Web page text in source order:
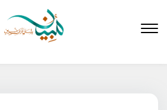
المحتوى